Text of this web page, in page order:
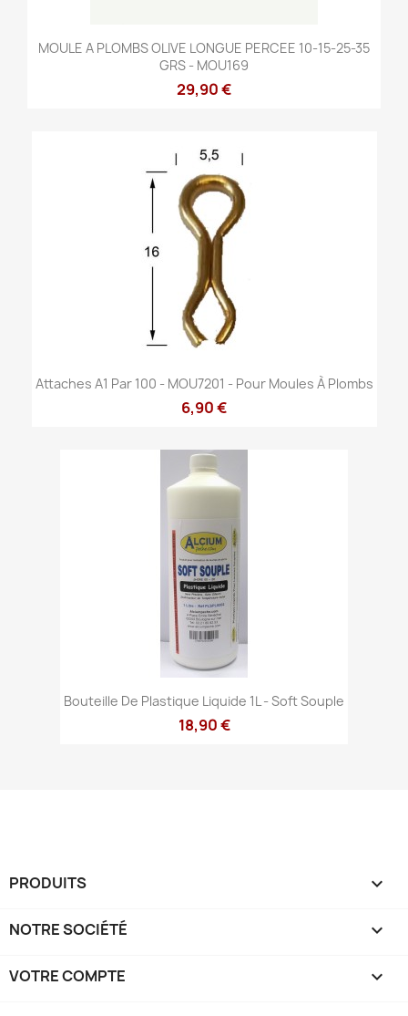
MOULE A PLOMBS OLIVE LONGUE PERCEE 10-15-25-35
GRS - MOU169
29,90 €
Attaches A1 Par 100 - MOU7201 - Pour Moules À Plombs
6,90 €
Bouteille De Plastique Liquide 1L - Soft Souple
18,90 €
PRODUITS 
NOTRE SOCIÉTÉ 
VOTRE COMPTE 